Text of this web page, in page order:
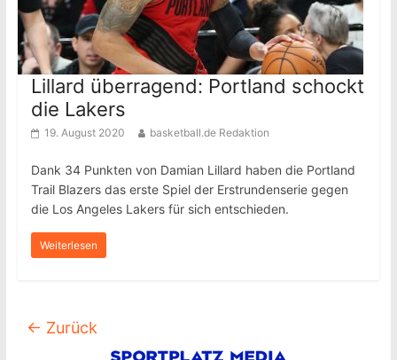
Lillard überragend: Portland schockt
die Lakers
19. August 2020 basketball.de Redaktion
Dank 34 Punkten von Damian Lillard haben die Portland
Trail Blazers das erste Spiel der Erstrundenserie gegen
die Los Angeles Lakers für sich entschieden.
Weiterlesen
← Zurück